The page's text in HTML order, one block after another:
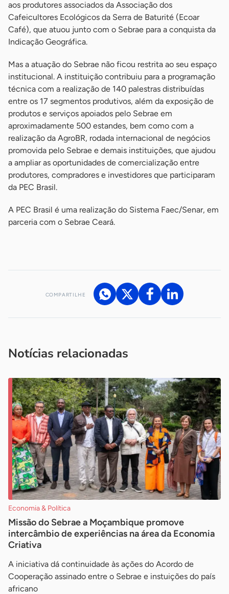
aos produtores associados da Associação dos
Cafeicultores Ecológicos da Serra de Baturité (Ecoar
Café), que atuou junto com o Sebrae para a conquista da
Indicação Geográfica.
Mas a atuação do Sebrae não ficou restrita ao seu espaço
institucional. A instituição contribuiu para a programação
técnica com a realização de 140 palestras distribuídas
entre os 17 segmentos produtivos, além da exposição de
produtos e serviços apoiados pelo Sebrae em
aproximadamente 500 estandes, bem como com a
realização da AgroBR, rodada internacional de negócios
promovida pelo Sebrae e demais instituições, que ajudou
a ampliar as oportunidades de comercialização entre
produtores, compradores e investidores que participaram
da PEC Brasil.
A PEC Brasil é uma realização do Sistema Faec/Senar, em
parceria com o Sebrae Ceará.
COMPARTILHE
Notícias relacionadas
Economia & Política
Missão do Sebrae a Moçambique promove
intercâmbio de experiências na área da Economia
Criativa
A iniciativa dá continuidade às ações do Acordo de
Cooperação assinado entre o Sebrae e instuições do país
africano